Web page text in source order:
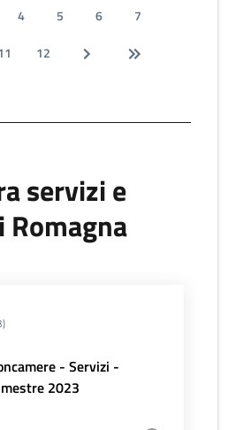
4 5 6
7
12
servizi e
- Servizi -
2023